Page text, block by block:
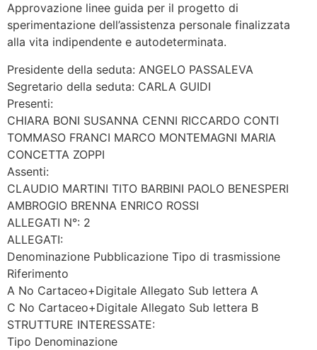
Approvazione linee guida per il progetto di
sperimentazione dell’assistenza personale finalizzata
alla vita indipendente e autodeterminata.
Presidente della seduta: ANGELO PASSALEVA
Segretario della seduta: CARLA GUIDI
Presenti:
CHIARA BONI SUSANNA CENNI RICCARDO CONTI
TOMMASO FRANCI MARCO MONTEMAGNI MARIA
CONCETTA ZOPPI
Assenti:
CLAUDIO MARTINI TITO BARBINI PAOLO BENESPERI
AMBROGIO BRENNA ENRICO ROSSI
ALLEGATI N°: 2
ALLEGATI:
Denominazione Pubblicazione Tipo di trasmissione
Riferimento
A No Cartaceo+Digitale Allegato Sub lettera A
C No Cartaceo+Digitale Allegato Sub lettera B
STRUTTURE INTERESSATE:
Tipo Denominazione